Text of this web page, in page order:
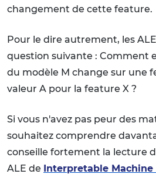
changement de cette feature.
Pour le dire autrement, les
question suivante : Comment
du modèle M change sur une
valeur A pour la feature X ?
Si vous n'avez pas peur des
souhaitez comprendre
conseille fortement la lecture
ALE de Interpretable Machine